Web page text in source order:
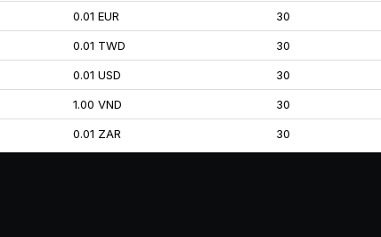
0.01 EUR 30
0.01 TWD 30
0.01 USD 30
1.00 VND 30
0.01 ZAR 30